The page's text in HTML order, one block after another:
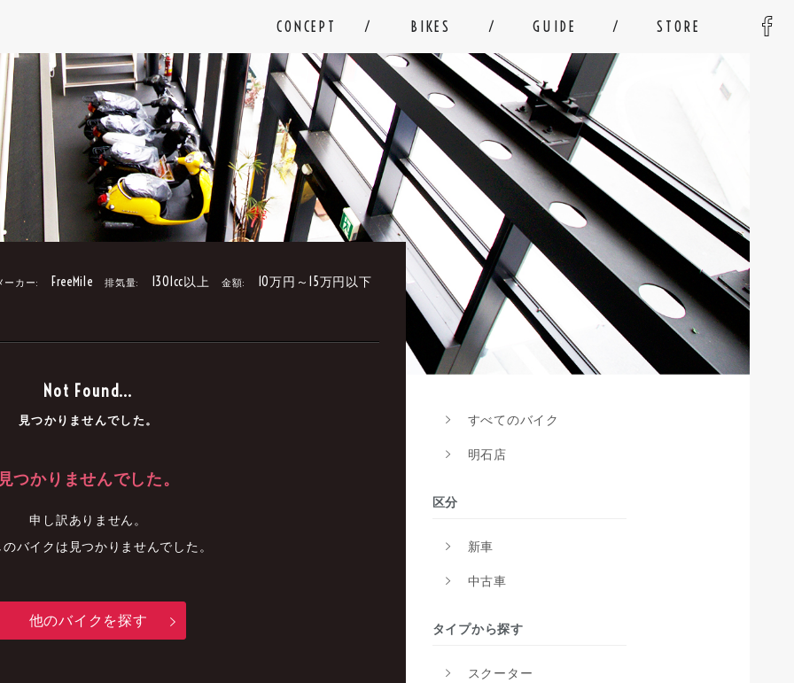
CONCEPT BIKES GUIDE STORE
ーカー: FreeMile 排気量: 1301cc以上 金額: 10万円～15万円以下
Not Found...
見つかりませんでした。
見つかりませんでした。
申し訳ありません。
バイクは見つかりませんでした。
他のバイクを探す
すべてのバイク
明石店
区分
新車
中古車
タイプから探す
スクーター
中古車